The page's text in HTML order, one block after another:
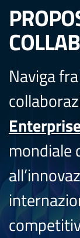
Naviga
mondiale